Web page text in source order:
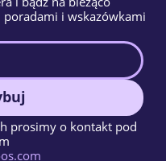
i wskazówkami
prosimy o kontakt pod